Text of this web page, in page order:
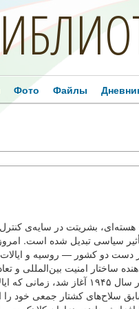
Фото Файлы
بشریتت در سایه‌ی
سیاسی تبدیل شده است.
دو کشور — روسیه و ایالات
ساختار امنیت بین‌المللی و
سلاح‌های کشتار جمعی خود را